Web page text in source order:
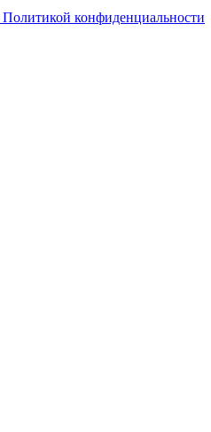
Политикой конфиденциальности